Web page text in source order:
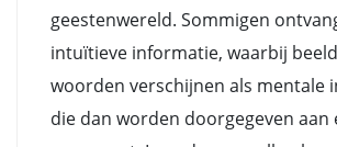
geestenwereld. Sommigen
intuïtieve informatie, waarbij
woorden verschijnen als mentale
die dan worden doorgegeven aan